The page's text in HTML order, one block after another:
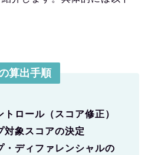
算出手順
ロール（スコア修正）
対象スコアの決定
・ディファレンシャルの